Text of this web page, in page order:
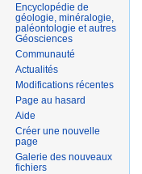
Encyclopédie de
géologie, minéralogie,
paléontologie et autres
Géosciences
Communauté
Actualités
Modifications récentes
Page au hasard
Aide
Créer une nouvelle
page
Galerie des nouveaux
fichiers